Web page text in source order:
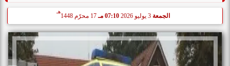
الجمعة 3 يوليو 2026 07:10 مـ 17 محرّم 1448
هـ